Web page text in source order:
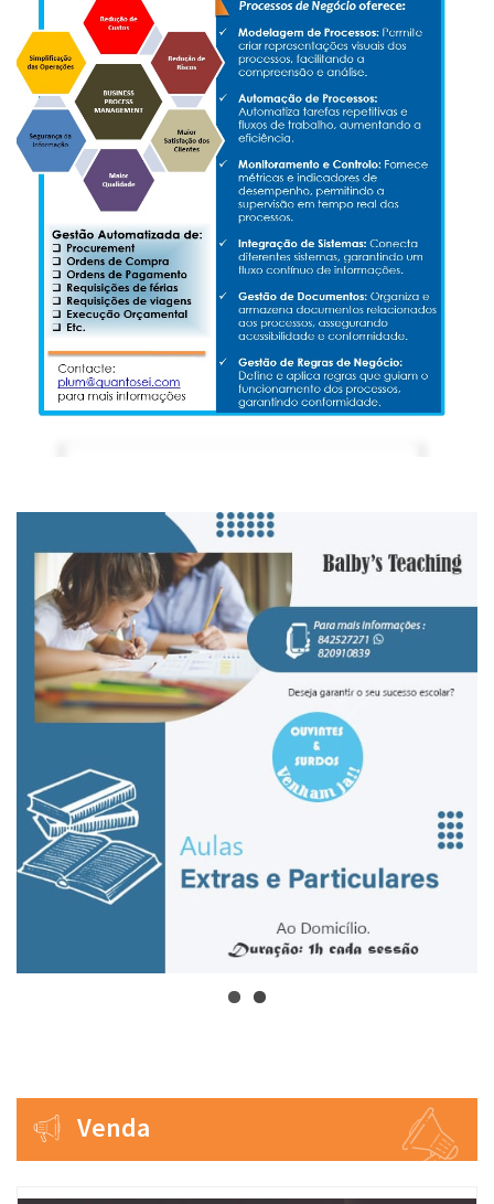
Venda